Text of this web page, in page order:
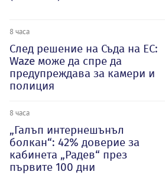
8 часа
След решение на Съда на ЕС:
Waze може да спре да
предупреждава за камери и
полиция
8 часа
„Галъп интернешънъл
болкан“: 42% доверие за
кабинета „Радев“ през
първите 100 дни